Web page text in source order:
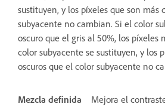
sustituyen, y los píxeles que son más
subyacente no cambian. Si el color
oscuro que el gris al 50%, los píxeles
color subyacente se sustituyen, y los
oscuros que el color subyacente no
Mezcla definida
Mejora el